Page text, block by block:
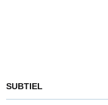
SUBTIEL